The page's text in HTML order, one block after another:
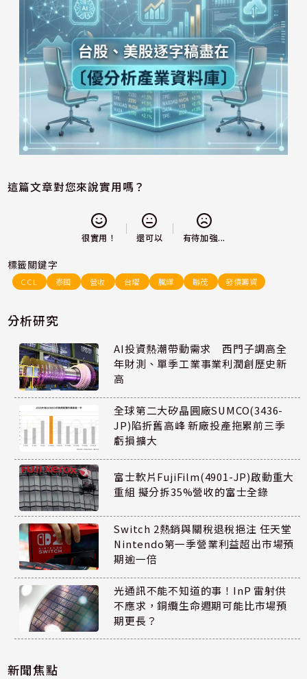
這篇文章對您來說實用嗎？
很實用！ 還可以 有待加強...
標籤關鍵字
CCL 泰國 營收 台燿 騰輝 聯茂 發債籌資
分析研究
AI投資熱潮帶動需求 西門子調高全
年財測、單季工業事業利潤創歷史新
高
全球第二大矽晶圓廠SUMCO(3436-
JP)陷折舊高峰 新廠投產拖累前三季
虧損擴大
富士軟片FujiFilm(4901-JP)啟動重大
重組 擬分拆35%營收的富士全錄
Switch 2熱銷與關稅退稅挹注 任天堂
Nintendo第一季營業利益超出市場預
期逾一倍
光通訊不能不知道的事！InP 雷射供
不應求，銅纜生命週期可能比市場預
期更長？
新聞焦點